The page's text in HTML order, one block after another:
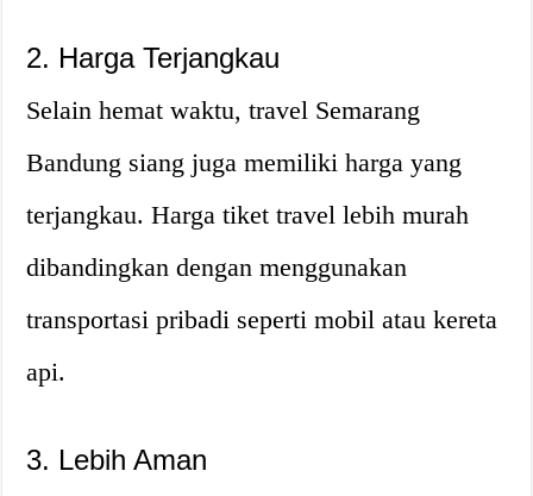
2. Harga Terjangkau
Selain hemat waktu, travel Semarang
Bandung siang juga memiliki harga yang
terjangkau. Harga tiket travel lebih murah
dibandingkan dengan menggunakan
transportasi pribadi seperti mobil atau kereta
api.
3. Lebih Aman